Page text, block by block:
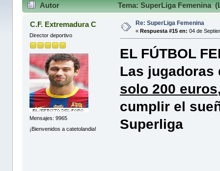
Autor Tema: SuperLiga Femenina
C.F. Extremadura C
Director deportivo
Mensajes: 9965
¡Bienvenidos a catetolandia!
Re: SuperLiga Femenina
«Respuesta #15 en: 04 de
EL FÚTBOL
Las jugadoras
solo 200 euros
cumplir el
Superliga